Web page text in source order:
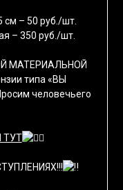
см – 50 руб./шт.
– 350 руб./шт.
МАТЕРИАЛЬНОЙ
типа «ВЫ
человечьего
ТУТ